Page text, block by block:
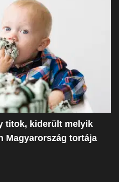
titok, kiderült melyik
Magyarország tortája